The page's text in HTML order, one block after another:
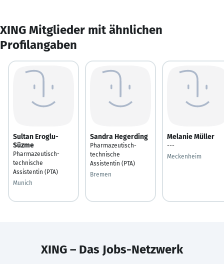
XING Mitglieder mit ähnlichen
Profilangaben
Sultan Eroglu-
Süzme
Pharmazeutisch-
technische
Assistentin (PTA)
Munich
Sandra Hegerding
Pharmazeutisch-
technische
Assistentin (PTA)
Bremen
Melanie Müller
---
Meckenheim
XING – Das Jobs-Netzwerk